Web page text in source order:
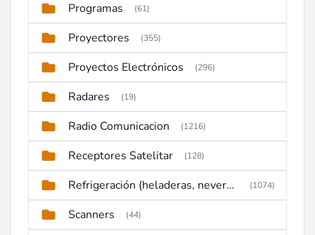
Programas (61)
Proyectores (355)
Proyectos Electrónicos (296)
Radares (19)
Radio Comunicacion (1216)
Receptores Satelitar (128)
Refrigeración (heladeras, neveras, congeladores) (1074)
Scanners (44)